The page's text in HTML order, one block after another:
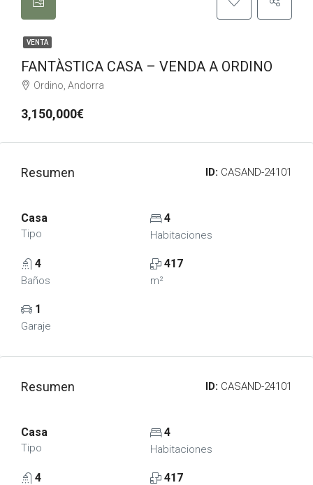
VENTA
FANTÀSTICA CASA – VENDA A ORDINO
Ordino, Andorra
3,150,000€
Resumen ID: CASAND-24101
Casa
Tipo
4
Habitaciones
4
Baños
417
m²
1
Garaje
Resumen ID: CASAND-24101
Casa
Tipo
4
Habitaciones
4 417